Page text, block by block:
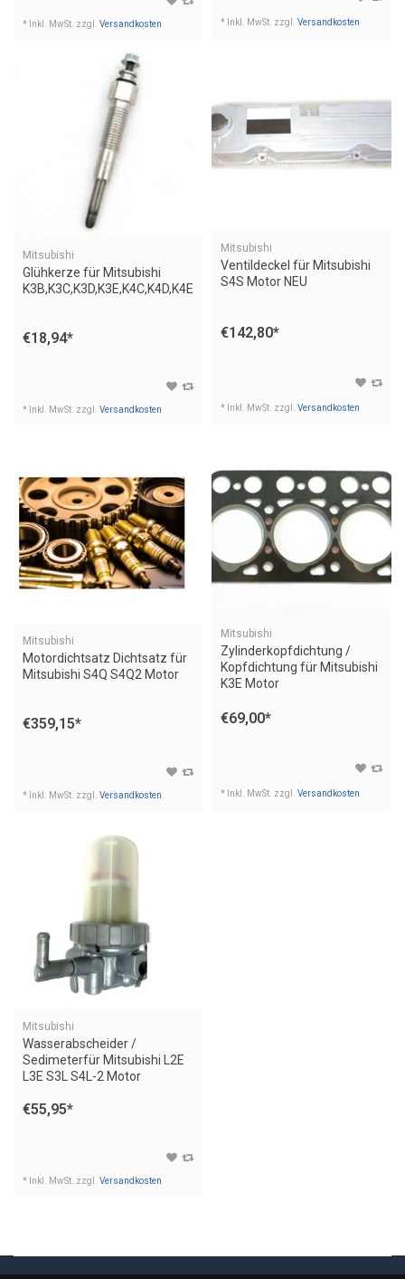
* Inkl. MwSt. zzgl. Versandkosten * Inkl. MwSt. zzgl. Versandkosten
Mitsubishi
Glühkerze für Mitsubishi
K3B,K3C,K3D,K3E,K4C,K4D,K4E
€18,94*
* Inkl. MwSt. zzgl. Versandkosten
Mitsubishi
Ventildeckel für Mitsubishi
S4S Motor NEU
€142,80*
* Inkl. MwSt. zzgl. Versandkosten
Mitsubishi
Motordichtsatz Dichtsatz für
Mitsubishi S4Q S4Q2 Motor
€359,15*
* Inkl. MwSt. zzgl. Versandkosten
Mitsubishi
Zylinderkopfdichtung /
Kopfdichtung für Mitsubishi
K3E Motor
€69,00*
* Inkl. MwSt. zzgl. Versandkosten
Mitsubishi
Wasserabscheider /
Sedimeterfür Mitsubishi L2E
L3E S3L S4L-2 Motor
€55,95*
* Inkl. MwSt. zzgl. Versandkosten